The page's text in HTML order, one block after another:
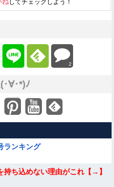
ねしてチェックしよう！
2
･∀･*)ﾉ
ランキング
持ち込めない理由がこれ【→】